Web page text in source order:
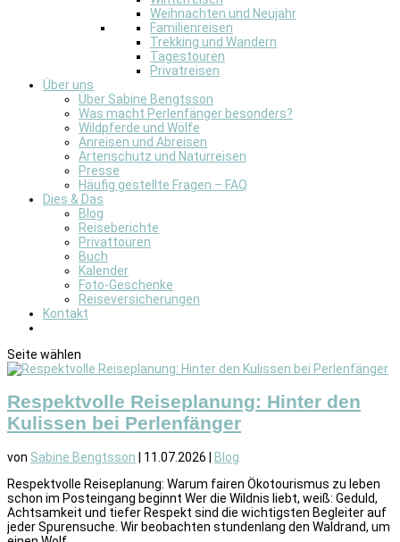
Weihnachten und Neujahr
Familienreisen
Trekking und Wandern
Tagestouren
Privatreisen
Über uns
Über Sabine Bengtsson
Was macht Perlenfänger besonders?
Wildpferde und Wölfe
Anreisen und Abreisen
Artenschutz und Naturreisen
Presse
Häufig gestellte Fragen – FAQ
Dies & Das
Blog
Reiseberichte
Privattouren
Buch
Kalender
Foto-Geschenke
Reiseversicherungen
Kontakt
Seite wählen
Respektvolle Reiseplanung: Hinter den
Kulissen bei Perlenfänger
von Sabine Bengtsson 11.07.2026
Blog
Respektvolle Reiseplanung: Warum fairen Ökotourismus zu leben
schon im Posteingang beginnt Wer die Wildnis liebt, weiß: Geduld,
Achtsamkeit und tiefer Respekt sind die wichtigsten Begleiter auf
jeder Spurensuche. Wir beobachten stundenlang den Waldrand, um